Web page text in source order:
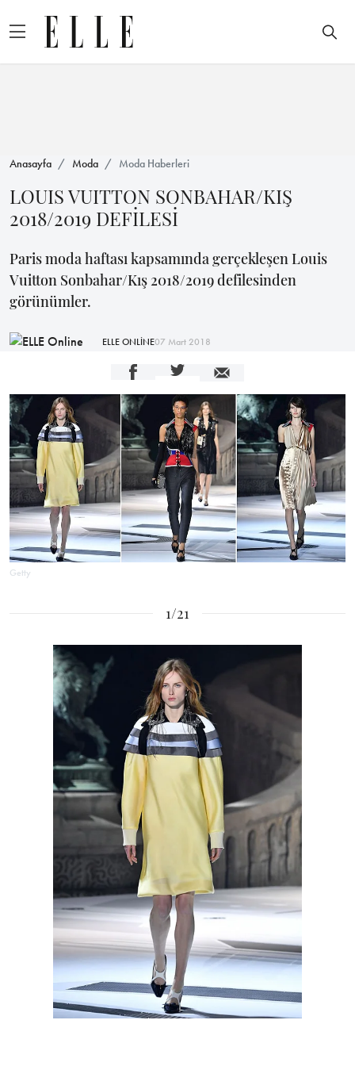
Anasayfa Moda Moda Haberleri
LOUIS VUITTON SONBAHAR/KIŞ
2018/2019 DEFİLESİ
Paris moda haftası kapsamında gerçekleşen Louis
Vuitton Sonbahar/Kış 2018/2019 defilesinden
görünümler.
ELLE ONLİNE07 Mart 2018
Getty
1/21